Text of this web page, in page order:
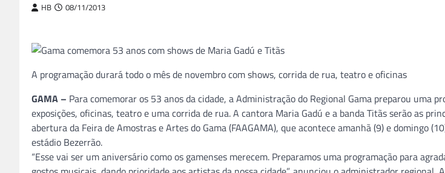
HB 08/11/2013
A programação durará todo o mês de novembro com shows, corrida de rua, teatro e oficinas
GAMA – Para comemorar os 53 anos da cidade, a Administração do Regional Gama preparou uma
exposições, oficinas, teatro e uma corrida de rua. A cantora Maria Gadú e a banda Titãs serão as
abertura da Feira de Amostras e Artes do Gama (FAAGAMA), que acontece amanhã (9) e domingo
estádio Bezerrão.
“Esse vai ser um aniversário como os gamenses merecem. Preparamos uma programação para